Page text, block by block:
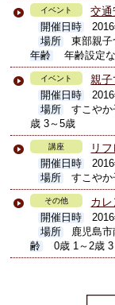
イベント 交通
開催日時
場所
東部親
年齢
年齢設定
イベント 親子
開催日時
場所
すこやか
歳 3～5歳
講座 リ
開催日時
場所
すこやか
その他 カ
開催日時
場所
鹿児島
齢
0歳 1～2歳